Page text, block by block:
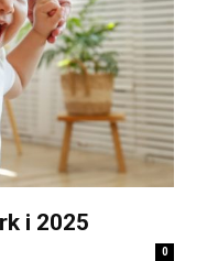
i 2025
0